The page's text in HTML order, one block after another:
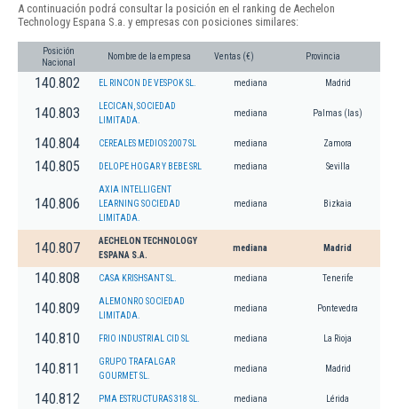
A continuación podrá consultar la posición en el ranking de Aechelon
Technology Espana S.a. y empresas con posiciones similares:
Posición
Nacional
Nombre de la empresa Ventas (€) Provincia
140.802 EL RINCON DE VESPOK SL. mediana Madrid
140.803
LECICAN, SOCIEDAD
LIMITADA.
mediana Palmas (las)
140.804 CEREALES MEDIOS 2007 SL mediana Zamora
140.805 DELOPE HOGAR Y BEBE SRL mediana Sevilla
140.806
AXIA INTELLIGENT
LEARNING SOCIEDAD
LIMITADA.
mediana Bizkaia
140.807
AECHELON TECHNOLOGY
ESPANA S.A.
mediana Madrid
140.808 CASA KRISHSANT SL. mediana Tenerife
140.809
ALEMONRO SOCIEDAD
LIMITADA.
mediana Pontevedra
140.810 FRIO INDUSTRIAL CID SL mediana La Rioja
140.811
GRUPO TRAFALGAR
GOURMET SL.
mediana Madrid
140.812 PMA ESTRUCTURAS 318 SL. mediana Lérida